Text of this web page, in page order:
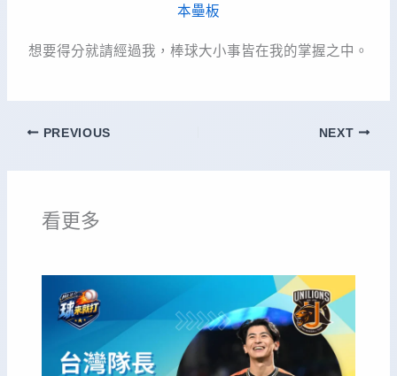
本壘板
想要得分就請經過我，棒球大小事皆在我的掌握之中。
PREVIOUS NEXT
看更多